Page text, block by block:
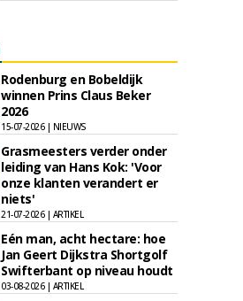
Rodenburg en Bobeldijk
winnen Prins Claus Beker
2026
15-07-2026 | NIEUWS
Grasmeesters verder onder
leiding van Hans Kok: 'Voor
onze klanten verandert er
niets'
21-07-2026 | ARTIKEL
Eén man, acht hectare: hoe
Jan Geert Dijkstra Shortgolf
Swifterbant op niveau houdt
03-08-2026 | ARTIKEL